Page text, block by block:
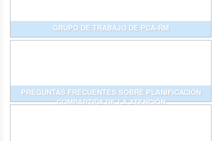
GRUPO DE TRABAJO DE PCA-RM
PREGUNTAS FRECUENTES SOBRE PLANIFICACIÓN
COMPARTIDA DE LA ATENCIÓN